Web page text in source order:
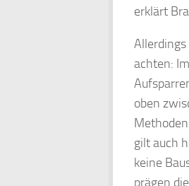
erklärt
achten:
oben
gilt auch
keine
prägen